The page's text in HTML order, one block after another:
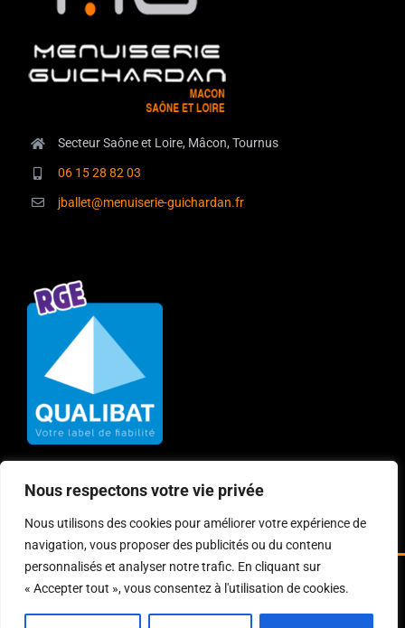
Nous respectons votre vie privée
Nous utilisons des cookies pour améliorer votre expérience de
navigation, vous proposer des publicités ou du contenu
personnalisés et analyser notre trafic. En cliquant sur
« Accepter tout », vous consentez à l'utilisation de cookies.
Secteur Saône et Loire, Mâcon, Tournus
06 15 28 82 03
jballet@menuiserie-guichardan.fr
© Copyright2026 | Création Site Internet :Agence web Bourg
en Bresse Clicainfo|Mentions Légales|Politique de